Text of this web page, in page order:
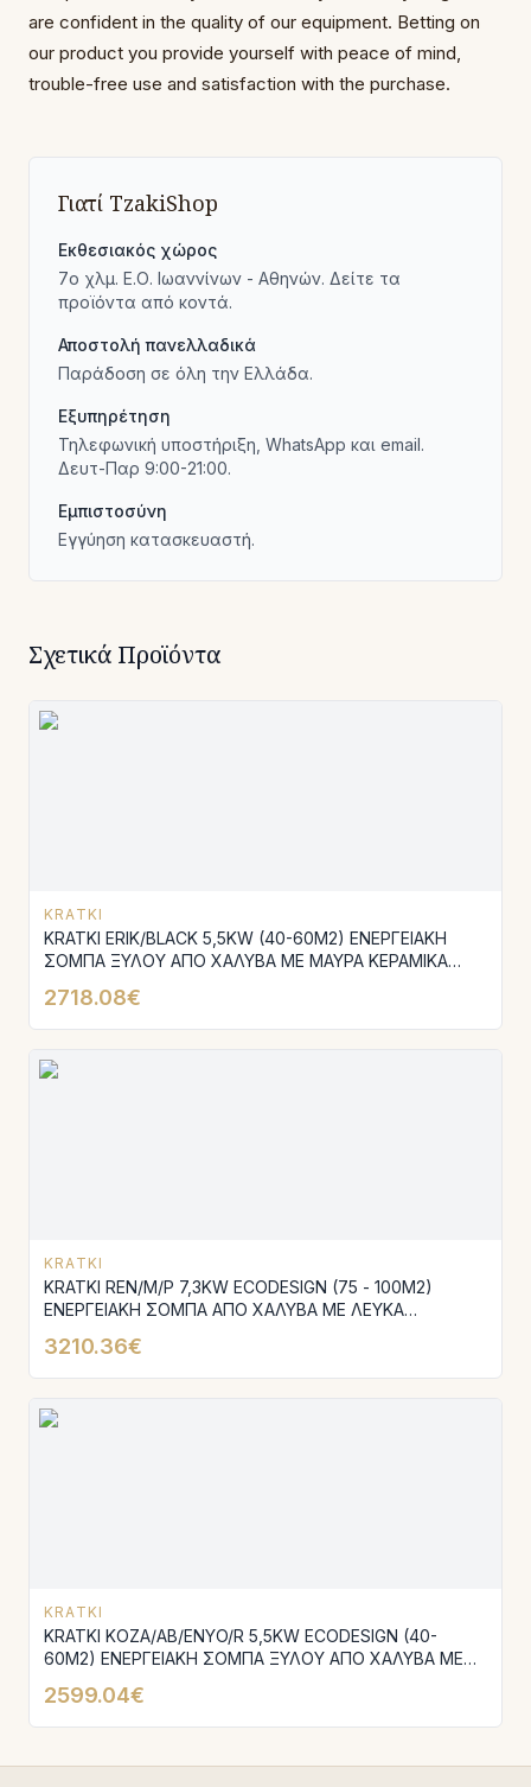
are confident in the quality of our equipment. Betting on
our product you provide yourself with peace of mind,
trouble-free use and satisfaction with the purchase.
Γιατί TzakiShop
Εκθεσιακός χώρος
7ο χλμ. Ε.Ο. Ιωαννίνων - Αθηνών. Δείτε τα
προϊόντα από κοντά.
Αποστολή πανελλαδικά
Παράδοση σε όλη την Ελλάδα.
Εξυπηρέτηση
Τηλεφωνική υποστήριξη, WhatsApp και email.
Δευτ-Παρ 9:00-21:00.
Εμπιστοσύνη
Εγγύηση κατασκευαστή.
Σχετικά Προϊόντα
KRATKI
KRATKI ERIK/BLACK 5,5KW (40-60M2) ΕΝΕΡΓΕΙΑΚΗ
ΣΟΜΠΑ ΞΥΛΟΥ ΑΠΟ ΧΑΛΥΒΑ ΜΕ ΜΑΥΡΑ ΚΕΡΑΜΙΚΑ
2718.08€
KRATKI
KRATKI REN/M/P 7,3KW ECODESIGN (75 - 100M2)
ΕΝΕΡΓΕΙΑΚΗ ΣΟΜΠΑ ΑΠΟ ΧΑΛΥΒΑ ΜΕ ΛΕΥΚΑ
3210.36€
KRATKI
KRATKI KOZA/AB/ENYO/R 5,5KW ECODESIGN (40-
60M2) ΕΝΕΡΓΕΙΑΚΗ ΣΟΜΠΑ ΞΥΛΟΥ ΑΠΟ ΧΑΛΥΒΑ ΜΕ
2599.04€